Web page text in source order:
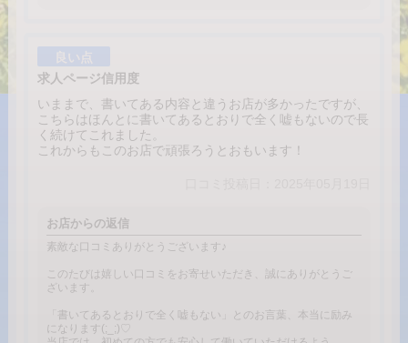
良い点
求人ページ信用度
いままで、書いてある内容と違うお店が多かったですが、
こちらはほんとに書いてあるとおりで全く嘘もないので長
く続けてこれました。
これからもこのお店で頑張ろうとおもいます！
お店からの返信
素敵な口コミありがとうございます♪
このたびは嬉しい口コミをお寄せいただき、誠にありがとうご
ざいます。
「書いてあるとおりで全く嘘もない」とのお言葉、本当に励み
になります(;_;)♡